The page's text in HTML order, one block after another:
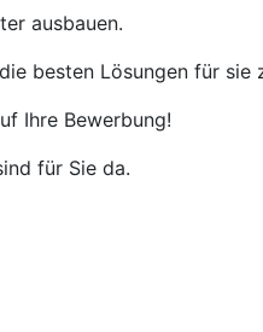
ausbauen.
besten Lösungen für sie
Ihre Bewerbung!
für Sie da.